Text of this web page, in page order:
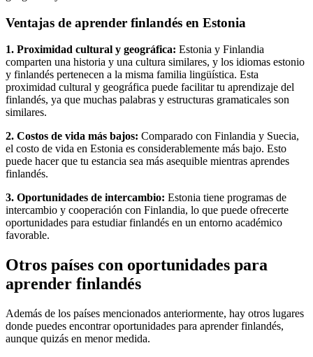
Ventajas de aprender finlandés en Estonia
1. Proximidad cultural y geográfica: Estonia y Finlandia
comparten una historia y una cultura similares, y los idiomas estonio
y finlandés pertenecen a la misma familia lingüística. Esta
proximidad cultural y geográfica puede facilitar tu aprendizaje del
finlandés, ya que muchas palabras y estructuras gramaticales son
similares.
2. Costos de vida más bajos: Comparado con Finlandia y Suecia,
el costo de vida en Estonia es considerablemente más bajo. Esto
puede hacer que tu estancia sea más asequible mientras aprendes
finlandés.
3. Oportunidades de intercambio: Estonia tiene programas de
intercambio y cooperación con Finlandia, lo que puede ofrecerte
oportunidades para estudiar finlandés en un entorno académico
favorable.
Otros países con oportunidades para
aprender finlandés
Además de los países mencionados anteriormente, hay otros lugares
donde puedes encontrar oportunidades para aprender finlandés,
aunque quizás en menor medida.